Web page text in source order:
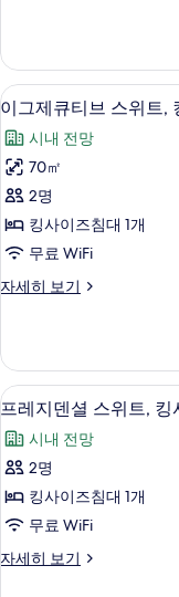
즈
침
대
1
개,
금
연
사
진
보
기
위
트,
킹
사
이
즈
대
개,
금
연
보
기
이
그
제
큐
티
브
스
위
킹
사
이
즈
침
대
1
개,
9
이그제큐티브 스위트,
시내 전망
70㎡
2명
킹사이즈침대 1개
무료 WiFi
자세히 보기
이
티
브
스
트,
킹
이
즈
대
프
레
지
덴
셜
스
위
6
프레지덴셜 스위트, 킹
시내 전망
2명
킹사이즈침대 1개
무료 WiFi
자세히 보기
프